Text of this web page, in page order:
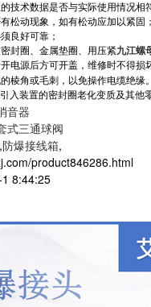
技术数据是否与实际使用情况相
松动现象，如有松动应加以紧固；
良好可靠；
封圈、金属垫圈、用压紧九江螺
电源后方可开盖 ，维修时不得
棱角或毛刺，以免操作电缆绝缘。
入装置的密封圈老化变质及其他
音器
式三通球阀
,防爆接线箱,
product846286.html
8:44:25